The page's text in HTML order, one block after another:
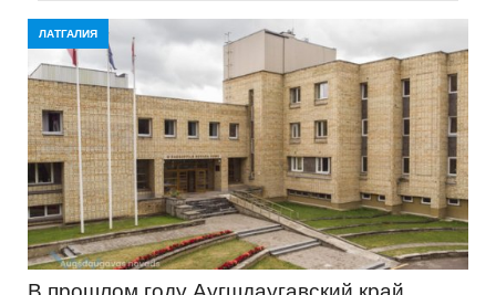
ЛАТГАЛИЯ